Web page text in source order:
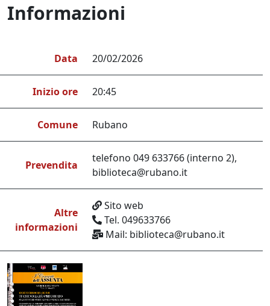
Informazioni
Data 20/02/2026
Inizio ore 20:45
Comune Rubano
Prevendita
telefono 049 633766 (interno 2),
biblioteca@rubano.it
Altre
informazioni
Sito web
Tel. 049633766
Mail: biblioteca@rubano.it